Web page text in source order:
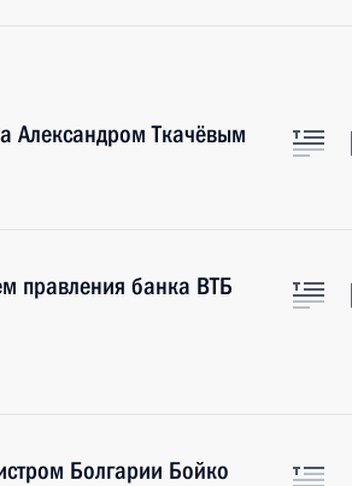
Александром Ткачёвым
правления банка ВТБ
Болгарии Бойко